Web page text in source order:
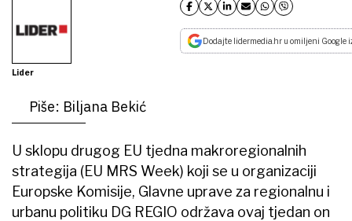
Lider
Dodajte lidermedia.hr u omiljeni Google
Piše: Biljana Bekić
U sklopu drugog EU tjedna makroregionalnih
strategija (EU MRS Week) koji se u organizaciji
Europske Komisije, Glavne uprave za regionalnu i
urbanu politiku DG REGIO održava ovaj tjedan on